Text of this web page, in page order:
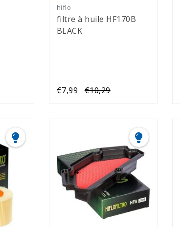
hiflo
filtre à huile HF170B
BLACK
€7,99 €10,29